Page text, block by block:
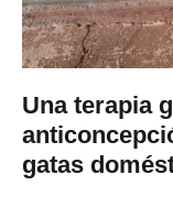
Una terapia
gatas